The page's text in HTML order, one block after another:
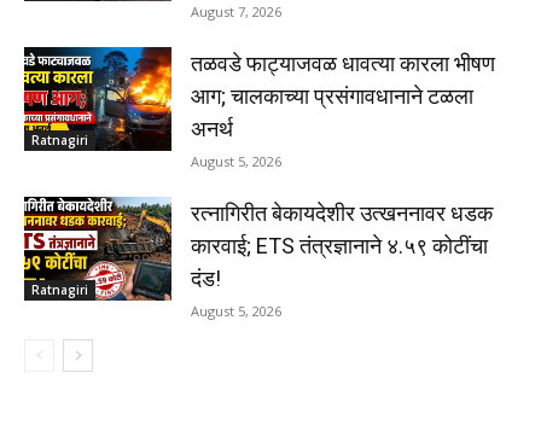
August 7, 2026
Ratnagiri
तळवडे फाट्याजवळ धावत्या कारला भीषण
आग; चालकाच्या प्रसंगावधानाने टळला
अनर्थ
August 5, 2026
Ratnagiri
रत्नागिरीत बेकायदेशीर उत्खननावर धडक
कारवाई; ETS तंत्रज्ञानाने ४.५९ कोटींचा
दंड!
August 5, 2026